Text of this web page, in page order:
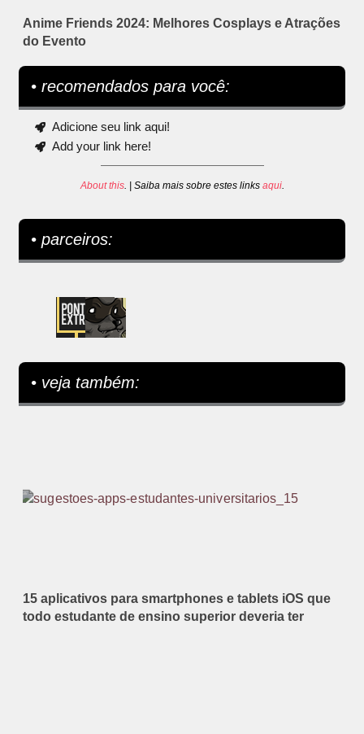
Anime Friends 2024: Melhores Cosplays e Atrações
do Evento
• recomendados para você:
Adicione seu link aqui!
Add your link here!
About this. | Saiba mais sobre estes links aqui.
• parceiros:
• veja também:
15 aplicativos para smartphones e tablets iOS que
todo estudante de ensino superior deveria ter